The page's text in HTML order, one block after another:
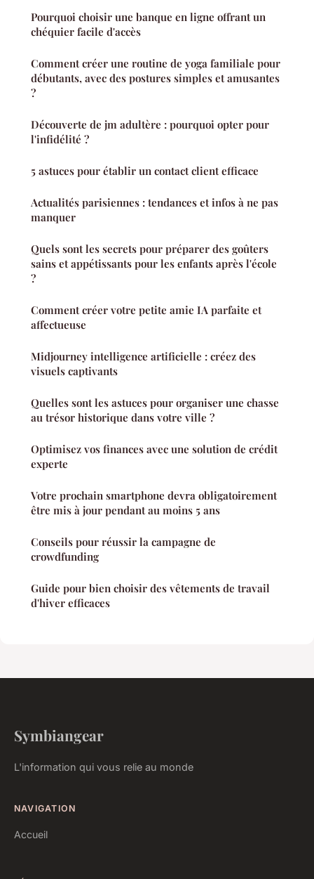
Pourquoi choisir une banque en ligne offrant un
chéquier facile d'accès
Comment créer une routine de yoga familiale pour
débutants, avec des postures simples et amusantes
?
Découverte de jm adultère : pourquoi opter pour
l'infidélité ?
5 astuces pour établir un contact client efficace
Actualités parisiennes : tendances et infos à ne pas
manquer
Quels sont les secrets pour préparer des goûters
sains et appétissants pour les enfants après l'école
?
Comment créer votre petite amie IA parfaite et
affectueuse
Midjourney intelligence artificielle : créez des
visuels captivants
Quelles sont les astuces pour organiser une chasse
au trésor historique dans votre ville ?
Optimisez vos finances avec une solution de crédit
experte
Votre prochain smartphone devra obligatoirement
être mis à jour pendant au moins 5 ans
Conseils pour réussir la campagne de
crowdfunding
Guide pour bien choisir des vêtements de travail
d'hiver efficaces
Symbiangear
L'information qui vous relie au monde
NAVIGATION
Accueil